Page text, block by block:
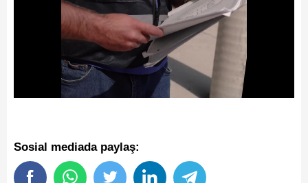
Sosial mediada paylaş: